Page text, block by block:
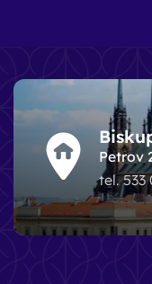
Petrov
tel. 533